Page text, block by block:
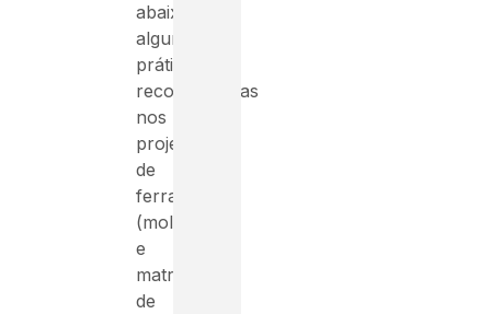
abaixo
algumas
práticas
recomendadas
nos
projetos
de
ferramental
(moldes
e
matriz
de